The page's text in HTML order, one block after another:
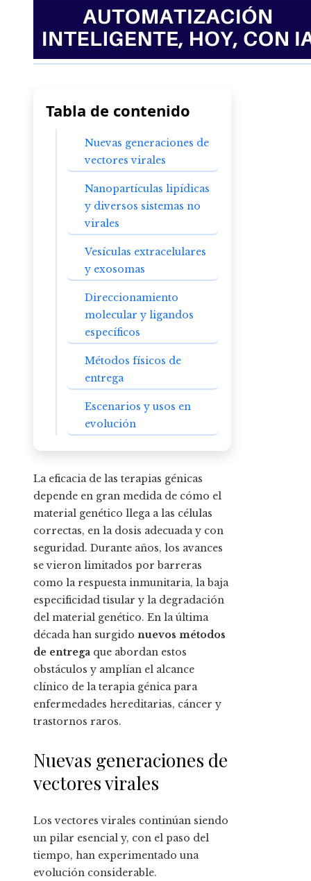
Tabla de contenido
Nuevas generaciones de
vectores virales
Nanopartículas lipídicas
y diversos sistemas no
virales
Vesículas extracelulares
y exosomas
Direccionamiento
molecular y ligandos
específicos
Métodos físicos de
entrega
Escenarios y usos en
evolución
La eficacia de las terapias génicas
depende en gran medida de cómo el
material genético llega a las células
correctas, en la dosis adecuada y con
seguridad. Durante años, los avances
se vieron limitados por barreras
como la respuesta inmunitaria, la baja
especificidad tisular y la degradación
del material genético. En la última
década han surgido nuevos métodos
de entrega que abordan estos
obstáculos y amplían el alcance
clínico de la terapia génica para
enfermedades hereditarias, cáncer y
trastornos raros.
Nuevas generaciones de
vectores virales
Los vectores virales continúan siendo
un pilar esencial y, con el paso del
tiempo, han experimentado una
evolución considerable.